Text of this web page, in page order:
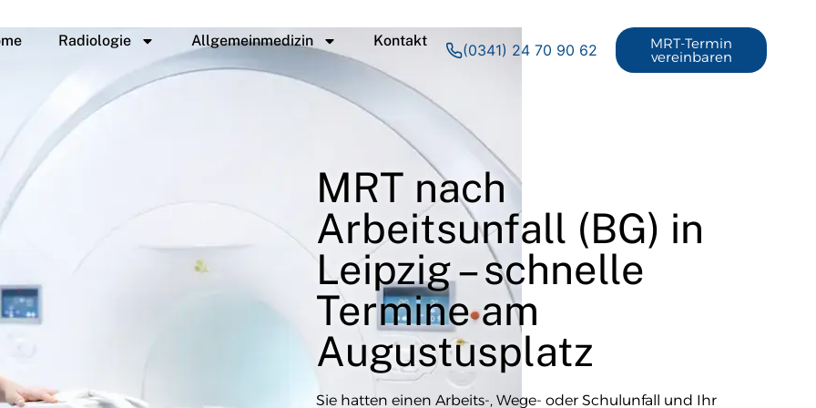
Radiologie Allgemeinmedizin Kontakt
(0341) 24 70 90 62 MRT-Termin
vereinbaren
MRT nach
Arbeitsunfall (BG) in
Leipzig – schnelle
Termine am
Augustusplatz
Sie hatten einen Arbeits-, Wege- oder Schulunfall und Ihr